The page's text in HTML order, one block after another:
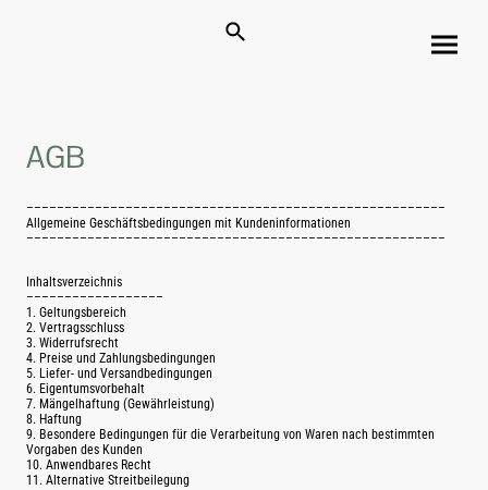
AGB
–––––––––––––––––––––––––––––––––––––––––––––––––––––––
Allgemeine Geschäftsbedingungen mit Kundeninformationen
–––––––––––––––––––––––––––––––––––––––––––––––––––––––
Inhaltsverzeichnis
––––––––––––––––––
1. Geltungsbereich
2. Vertragsschluss
3. Widerrufsrecht
4. Preise und Zahlungsbedingungen
5. Liefer- und Versandbedingungen
6. Eigentumsvorbehalt
7. Mängelhaftung (Gewährleistung)
8. Haftung
9. Besondere Bedingungen für die Verarbeitung von Waren nach bestimmten
Vorgaben des Kunden
10. Anwendbares Recht
11. Alternative Streitbeilegung